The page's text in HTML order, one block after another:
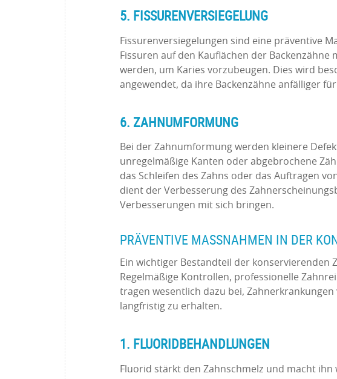
5. FISSURENVERSIEGELUNG
Fissurenversiegelungen sind eine präventive
Fissuren auf den Kauflächen der
werden, um Karies vorzubeugen. Dies wird
angewendet, da ihre Backenzähne anfälliger
6. ZAHNUMFORMUNG
Bei der Zahnumformung werden kleinere
unregelmäßige Kanten oder abgebrochene
das Schleifen des Zahns oder das Auftragen
dient der Verbesserung des
Verbesserungen mit sich bringen.
PRÄVENTIVE MASSNAHMEN IN DER
Ein wichtiger Bestandteil der konservierenden
Regelmäßige Kontrollen, professionelle
tragen wesentlich dazu bei,
langfristig zu erhalten.
1. FLUORIDBEHANDLUNGEN
Fluorid stärkt den Zahnschmelz und macht